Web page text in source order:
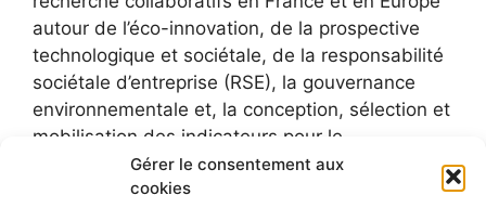
Gérer le consentement aux
cookies
autour de l’éco-innovation, de la prospective
technologique et sociétale, de la responsabilité
sociétale d’entreprise (RSE), la gouvernance
environnementale et, la conception, sélection et
mobilisation des indicateurs pour le
développement durable.